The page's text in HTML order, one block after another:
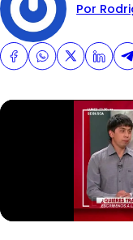
Por